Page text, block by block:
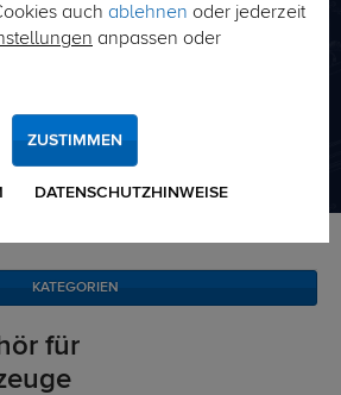
SUCHE
KATEGORIEN
für
auch ablehnen oder jederzeit
anpassen oder
DATENSCHUTZHINWEISE
ZUSTIMMEN